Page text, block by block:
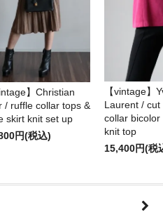
】Christian
/ ruffle collar tops &
skirt knit set up
円(税込)
【vintage】
Laurent /
collar bicolor
knit top
15,400円(税